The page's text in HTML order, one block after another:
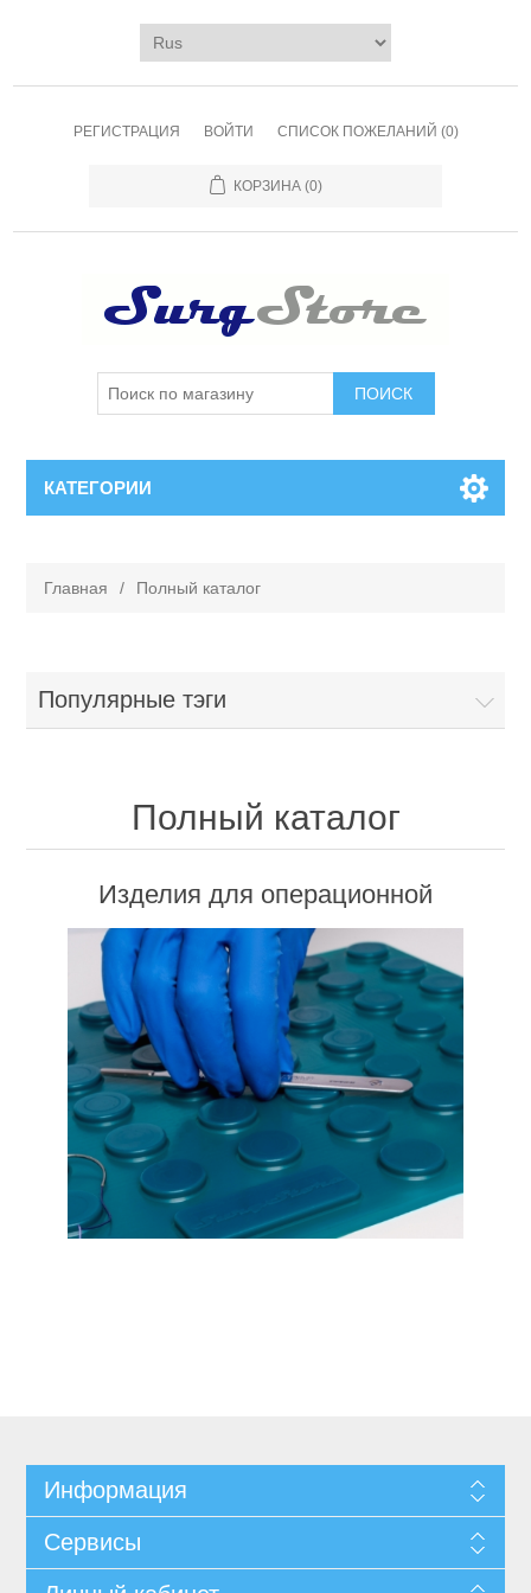
РЕГИСТРАЦИЯ ВОЙТИ СПИСОК ПОЖЕЛАНИЙ (0)
КОРЗИНА (0)
ПОИСК
КАТЕГОРИИ
Главная / Полный каталог
Популярные тэги
Полный каталог
Изделия для операционной
Информация
Сервисы